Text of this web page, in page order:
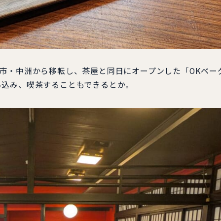
中洲から移転し、茶屋と同日にオープンした「OKベー
み、喫茶することもできるとか。